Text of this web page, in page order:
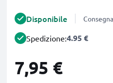
Disponibile
Spedizione:4.95 €
7,95 €